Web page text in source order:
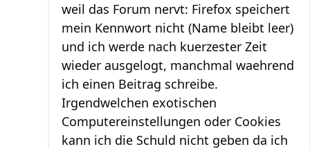
weil das Forum nervt: Firefox speichert
mein Kennwort nicht (Name bleibt leer)
und ich werde nach kuerzester Zeit
wieder ausgelogt, manchmal waehrend
ich einen Beitrag schreibe.
Irgendwelchen exotischen
Computereinstellungen oder Cookies
kann ich die Schuld nicht geben da ich